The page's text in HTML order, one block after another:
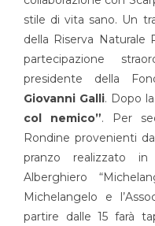
stile di vita sano. Un
della Riserva Naturale
partecipazione
presidente della
Giovanni Galli. Dopo
col nemico”. Per
Rondine provenienti
pranzo realizzato in
Alberghiero
Michelangelo e
partire dalle 15 farà